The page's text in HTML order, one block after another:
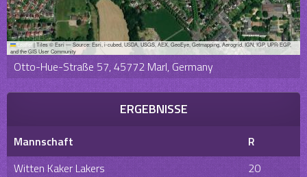
Leaflet |Tiles © Esri — Source: Esri, i-cubed, USDA, USGS, AEX, GeoEye, Getmapping, Aerogrid, IGN, IGP, UPR-EGP,
and the GIS User Community
Otto-Hue-Straße 57, 45772 Marl, Germany
ERGEBNISSE
Mannschaft
R
Witten Kaker Lakers
20